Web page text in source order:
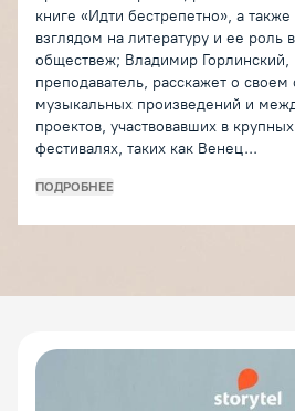
книге «Идти бестрепетно», а
взглядом на литературу и ее роль
обществеж; Владимир Горлинский,
преподаватель, расскажет о своем
музыкальных произведений и
проектов, участвовавших в
фестивалях, таких как Венец...
ПОДРОБНЕЕ